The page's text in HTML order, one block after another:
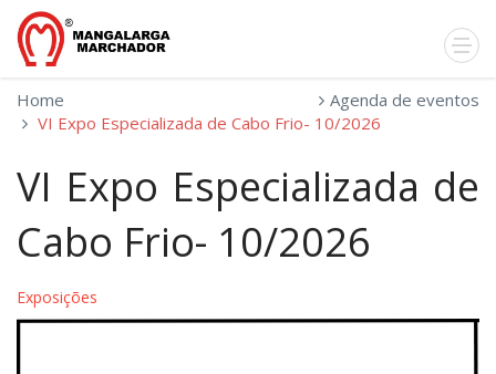
Home
Agenda de eventos
VI Expo Especializada de Cabo Frio- 10/2026
VI Expo Especializada de
Cabo Frio- 10/2026
Exposições